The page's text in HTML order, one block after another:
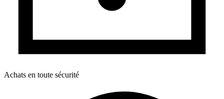
Achats en toute sécurité